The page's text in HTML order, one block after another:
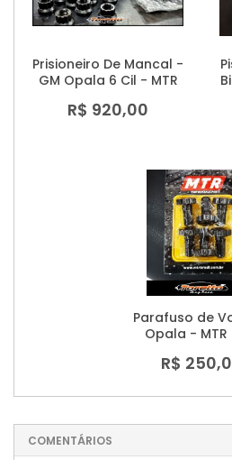
Prisioneiro De Mancal -
GM Opala 6 Cil - MTR
R$ 920,00
Parafuso de
Opala - MTR
R$
COMENTÁRIOS